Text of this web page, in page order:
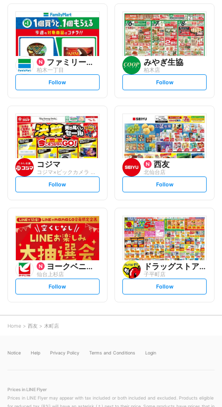
ファミリーマート
柏木一丁目
s
t
o
w
Follow
みやぎ生協
柏木店
s
t
l
o
w
Follow
コジマ
コジマ×ビックカメラ イオンモール仙台上...
s
t
l
o
w
Follow
西友
北仙台店
s
t
l
o
w
Follow
ヨークベニマル
仙台上杉店
s
t
o
w
Follow
ドラッグストアモリ
子平町店
s
t
Follow
Home 西友 木町店
Notice Help Privacy Policy Terms and Conditions Login
Prices in LINE Flyer
Prices in LINE Flyer may appear with tax included or both included and excluded. Products eligible